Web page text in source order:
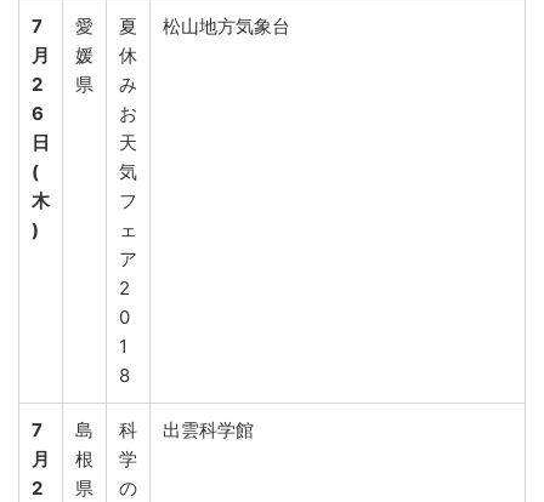
7
月
2
6
日
(
木
)
愛
媛
県
夏
休
み
お
天
気
フ
ェ
ア
2
0
1
8
松山地方気象台
7
月
2
島
根
県
科
学
の
出雲科学館